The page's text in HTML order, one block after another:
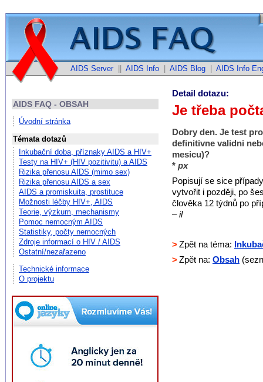
AIDS Server AIDS Info AIDS Blog AIDS Info
AIDS FAQ - OBSAH
Úvodní stránka
Témata dotazů
Inkubační doba, příznaky AIDS a HIV+
Testy na HIV+ (HIV pozitivitu) a AIDS
Rizika přenosu AIDS (mimo sex)
Rizika přenosu AIDS a sex
AIDS a promiskuita, prostituce
Možnosti léčby HIV+, AIDS
Teorie, výzkum, mechanismy
Pomoc nemocným AIDS
Statistiky, počty nemocných
Zdroje informací o HIV / AIDS
Ostatní/nezařazeno
Technické informace
O projektu
Detail dotazu:
Je třeba
Dobry den. Je test
definitivne validni
mesicu)?
* px
Popisují se sice
vytvořit i později, po
člověka 12 týdnů po
– il
>Zpět na téma:
>Zpět na: Obsah